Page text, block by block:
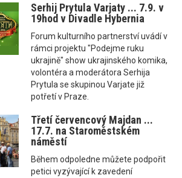
Serhij Prytula Varjaty ... 7.9. v
19hod v Divadle Hybernia
Forum kulturního partnerství uvádí v
rámci projektu "Podejme ruku
ukrajině" show ukrajinského komika,
volontéra a moderátora Serhija
Prytula se skupinou Varjate již
potřetí v Praze.
Třetí červencový Majdan ...
17.7. na Staroměstském
náměstí
Během odpoledne můžete podpořit
petici vyzývající k zavedení